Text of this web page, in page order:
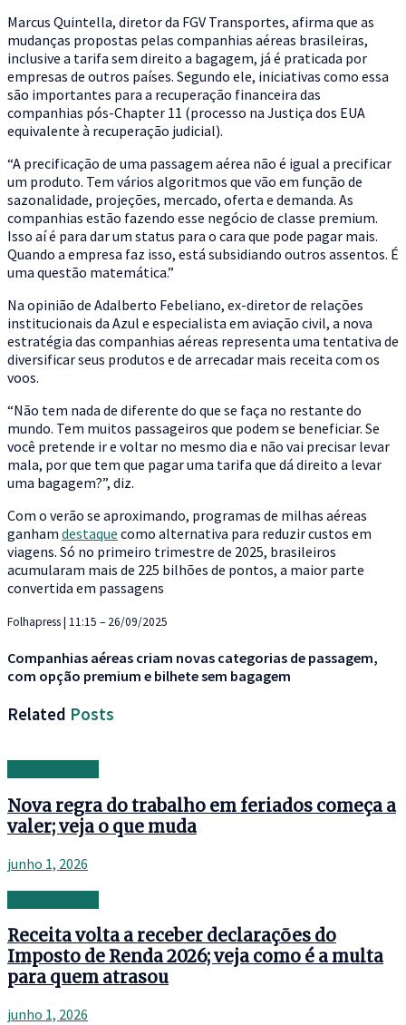
Marcus Quintella, diretor da FGV Transportes, afirma que as
mudanças propostas pelas companhias aéreas brasileiras,
inclusive a tarifa sem direito a bagagem, já é praticada por
empresas de outros países. Segundo ele, iniciativas como essa
são importantes para a recuperação financeira das
companhias pós-Chapter 11 (processo na Justiça dos EUA
equivalente à recuperação judicial).
“A precificação de uma passagem aérea não é igual a precificar
um produto. Tem vários algoritmos que vão em função de
sazonalidade, projeções, mercado, oferta e demanda. As
companhias estão fazendo esse negócio de classe premium.
Isso aí é para dar um status para o cara que pode pagar mais.
Quando a empresa faz isso, está subsidiando outros assentos. É
uma questão matemática.”
Na opinião de Adalberto Febeliano, ex-diretor de relações
institucionais da Azul e especialista em aviação civil, a nova
estratégia das companhias aéreas representa uma tentativa de
diversificar seus produtos e de arrecadar mais receita com os
voos.
“Não tem nada de diferente do que se faça no restante do
mundo. Tem muitos passageiros que podem se beneficiar. Se
você pretende ir e voltar no mesmo dia e não vai precisar levar
mala, por que tem que pagar uma tarifa que dá direito a levar
uma bagagem?”, diz.
Com o verão se aproximando, programas de milhas aéreas
ganham destaque como alternativa para reduzir custos em
viagens. Só no primeiro trimestre de 2025, brasileiros
acumularam mais de 225 bilhões de pontos, a maior parte
convertida em passagens
Folhapress | 11:15 – 26/09/2025
Companhias aéreas criam novas categorias de passagem,
com opção premium e bilhete sem bagagem
Related Posts
Nova regra do trabalho em feriados começa a
valer; veja o que muda
junho 1, 2026
Receita volta a receber declarações do
Imposto de Renda 2026; veja como é a multa
para quem atrasou
junho 1, 2026